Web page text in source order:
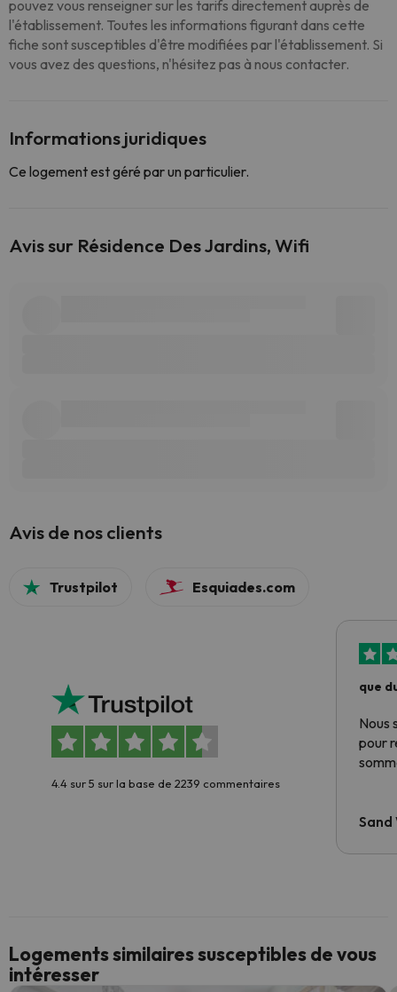
pouvez vous renseigner sur les tarifs directement auprès de
l'établissement. Toutes les informations figurant dans cette
fiche sont susceptibles d'être modifiées par l'établissement. Si
vous avez des questions, n'hésitez pas à nous contacter.
Informations juridiques
Ce logement est géré par un particulier.
Avis sur Résidence Des Jardins, Wifi
Avis de nos clients
Trustpilot Esquiades.com
4.4 sur 5 sur la base de 2239 commentaires
que
Nous
pour
Sand
Logements similaires susceptibles de vous
intéresser